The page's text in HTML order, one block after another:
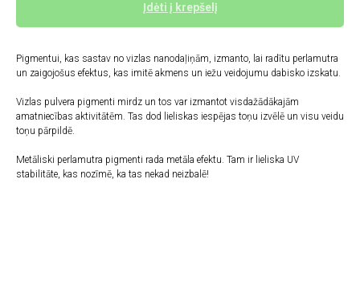
Įdėti į krepšelį
Pigmentui, kas sastav no vizlas nanodaļiņām, izmanto, lai radītu perlamutra
un zaigojošus efektus, kas imitē akmens un iežu veidojumu dabisko izskatu.
Vizlas pulvera pigmenti mirdz un tos var izmantot visdažādākajām
amatniecības aktivitātēm. Tas dod lieliskas iespējas toņu izvēlē un visu veidu
toņu pārpildē.
Metāliski perlamutra pigmenti rada metāla efektu. Tam ir lieliska UV
stabilitāte, kas nozīmē, ka tas nekad neizbalē!